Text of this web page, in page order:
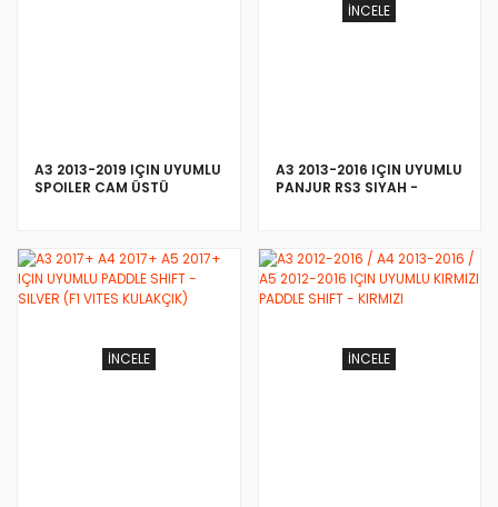
A3 2013-2019 IÇIN UYUMLU
SPOILER CAM ÜSTÜ
İNCELE
A3 2013-2016 IÇIN UYUMLU
PANJUR RS3 SIYAH -
İNCELE İNCELE